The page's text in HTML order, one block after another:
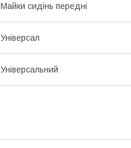
Майки сидінь передні
Універсал
Універсальний